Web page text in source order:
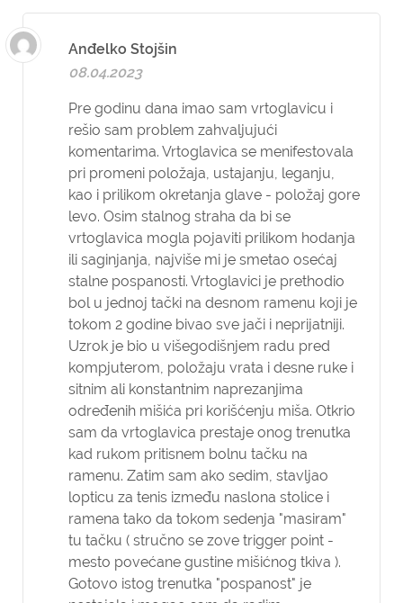
Anđelko Stojšin
08.04.2023
Pre godinu dana imao sam vrtoglavicu i
rešio sam problem zahvaljujući
komentarima. Vrtoglavica se menifestovala
pri promeni položaja, ustajanju, leganju,
kao i prilikom okretanja glave - položaj gore
levo. Osim stalnog straha da bi se
vrtoglavica mogla pojaviti prilikom hodanja
ili saginjanja, najviše mi je smetao osećaj
stalne pospanosti. Vrtoglavici je prethodio
bol u jednoj tački na desnom ramenu koji je
tokom 2 godine bivao sve jači i neprijatniji.
Uzrok je bio u višegodišnjem radu pred
kompjuterom, položaju vrata i desne ruke i
sitnim ali konstantnim naprezanjima
određenih mišića pri korišćenju miša. Otkrio
sam da vrtoglavica prestaje onog trenutka
kad rukom pritisnem bolnu tačku na
ramenu. Zatim sam ako sedim, stavljao
lopticu za tenis između naslona stolice i
ramena tako da tokom sedenja "masiram"
tu tačku ( stručno se zove trigger point -
mesto povećane gustine mišićnog tkiva ).
Gotovo istog trenutka "pospanost" je